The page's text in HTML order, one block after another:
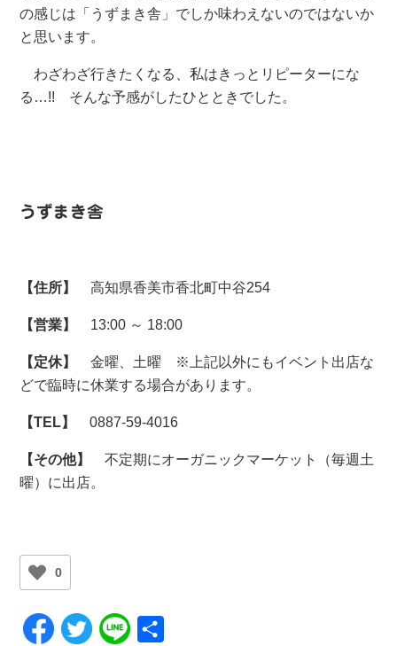
の感じは「うずまき舎」でしか味わえないのではないか
と思います。
わざわざ行きたくなる、私はきっとリピーターにな
る…!! そんな予感がしたひとときでした。
うずまき舎
【住所】 高知県香美市香北町中谷254
【営業】 13:00 ～ 18:00
【定休】
金曜、土曜 ※上記以外にもイベント出店な
どで臨時に休業する場合があります。
【TEL】 0887-59-4016
【その他】
不定期にオーガニックマーケット（毎週土
曜）に出店。
0